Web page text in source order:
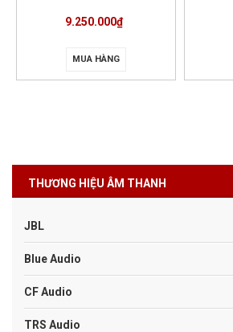
9.250.000₫
MUA HÀNG
THƯƠNG HIỆU ÂM THANH
JBL
Blue Audio
CF Audio
TRS Audio